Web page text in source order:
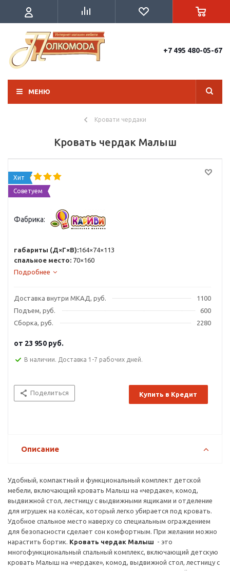
+7 495 480-05-67
МЕНЮ
Кровати чердаки
Кровать чердак Малыш
Хит
Советуем
Фабрика:
габариты (Д×Г×В):164×74×113
спальное место: 70×160
Подробнее
Доставка внутри МКАД, руб.
1100
Подъем, руб.
600
Сборка, руб.
2280
от 23 950 руб.
В наличии. Доставка 1-7 рабочих дней.
Поделиться Купить в Кредит
Описание
Удобный, компактный и функциональный комплект детской
мебели, включающий кровать Малыш на «чердаке», комод,
выдвижной стол, лестницу с выдвижными ящиками и отделение
для игрушек на колёсах, который легко убирается под кровать.
Удобное спальное место наверху со специальным ограждением
для безопасности сделает сон комфортным. При желании можно
нарастить бортик. Кровать чердак Малыш - это
многофункциональный спальный комплекс, включающий детскую
кровать Малыш на «чердаке», комод, выдвижной стол, лестницу с